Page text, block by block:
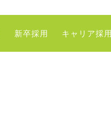
新卒採用 キャリア採用